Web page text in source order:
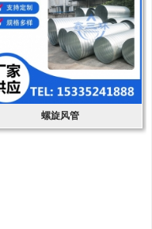
螺旋风管